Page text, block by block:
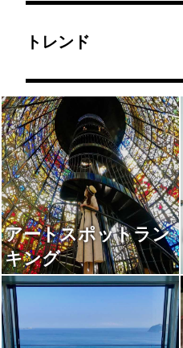
トレンド
アートスポットラン
キング